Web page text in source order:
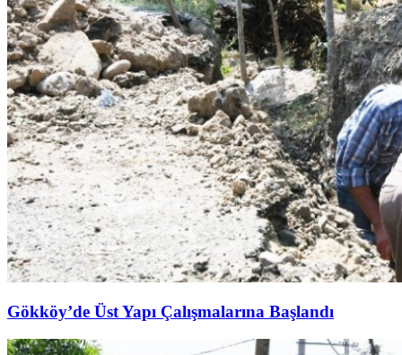
Gökköy’de Üst Yapı Çalışmalarına Başlandı